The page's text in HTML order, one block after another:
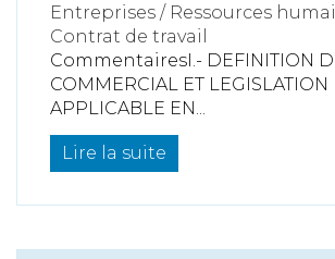
Entreprises / Ressources
Contrat de travail
CommentairesI.- DEFINITION
COMMERCIAL ET LEGISLATION
APPLICABLE EN...
Lire la suite